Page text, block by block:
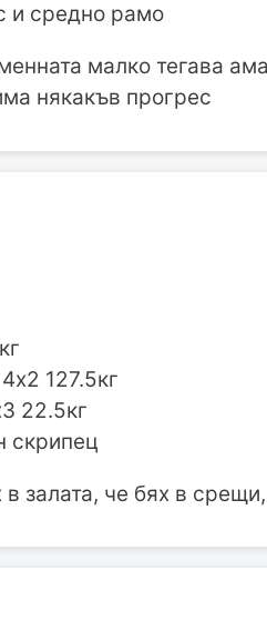
и средно рамо
малко тегава
някакъв прогрес
127.5кг
22.5кг
скрипец
залата, че бях в